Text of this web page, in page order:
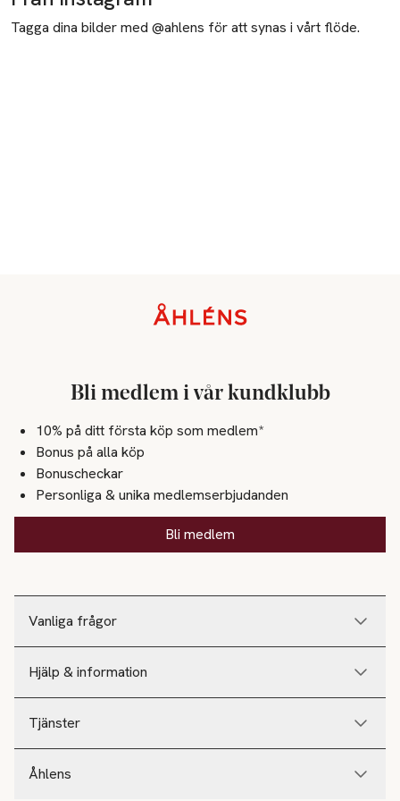
Tagga dina bilder med @ahlens för att synas i vårt flöde.
Vanliga frågor
Hjälp & information
Tjänster
Åhlens
Bli medlem i vår kundklubb
10% på ditt första köp som medlem*
Bonus på alla köp
Bonuscheckar
Personliga & unika medlemserbjudanden
Bli medlem